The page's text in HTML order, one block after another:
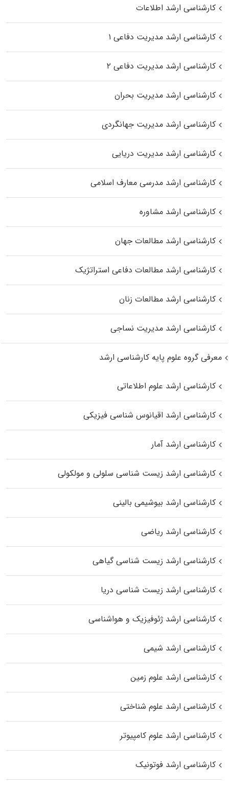
کارشناسی ارشد اطلاعات
کارشناسی ارشد مدیریت دفاعی ۱
کارشناسی ارشد مدیریت دفاعی ۲
کارشناسی ارشد مدیریت بحران
کارشناسی ارشد مدیریت جهانگردی
کارشناسی ارشد مدیریت دریایی
کارشناسی ارشد مدرسی معارف اسلامی
کارشناسی ارشد مشاوره
کارشناسی ارشد مطالعات جهان
کارشناسی ارشد مطالعات دفاعی استراتژیک
کارشناسی ارشد مطالعات زنان
کارشناسی ارشد مدیریت نساجی
معرفی گروه علوم پایه کارشناسی ارشد
کارشناسی ارشد علوم اطلاعاتی
کارشناسی ارشد اقیانوس‌ شناسی فیزیکی
کارشناسی ارشد آمار
کارشناسی ارشد زیست شناسی سلولی و مولکولی
کارشناسی ارشد بیوشیمی بالینی
کارشناسی ارشد ریاضی
کارشناسی ارشد زیست‌ شناسی گیاهی
کارشناسی ارشد زیست‌ شناسی دریا
کارشناسی ارشد ژئوفیزیک و هواشناسی
کارشناسی ارشد شیمی
کارشناسی ارشد علوم زمین
کارشناسی ارشد علوم شناختی
کارشناسی ارشد علوم کامپیوتر
کارشناسی ارشد فوتونیک